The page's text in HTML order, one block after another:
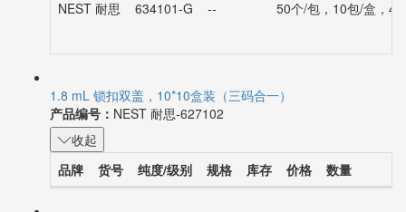
NEST 耐思
634101-G -- 50个/包，10包/盒，4
1.8 mL 锁扣双盖，10*10盒装（三码合一）
产品编号： NEST 耐思-627102
收起
品牌
货号 纯度/级别 规格 库存 价格 数量